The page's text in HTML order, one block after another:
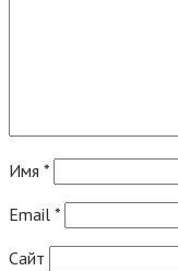
Имя *
Email *
Сайт